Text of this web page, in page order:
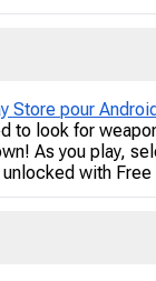
Store pour Android
to look for
As you play,
with